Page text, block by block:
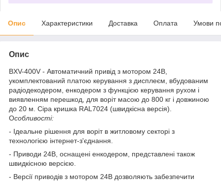
Опис Характеристики Доставка Оплата Умови
Опис
BXV-400V - Автоматичний привід з мотором 24В,
укомплектований платою керування з дисплеєм, вбудованим
радіодекодером, енкодером з функцією керування рухом і
виявленням перешкод, для воріт масою до 800 кг і довжиною
до 20 м. Сіра кришка RAL7024 (швидкісна версія).
Особливості:
- Ідеальне рішення для воріт в житловому секторі з
технологією інтернет-з'єднання.
- Приводи 24В, оснащені енкодером, представлені також
швидкісною версією.
- Версії приводів з мотором 24В дозволяють забезпечити